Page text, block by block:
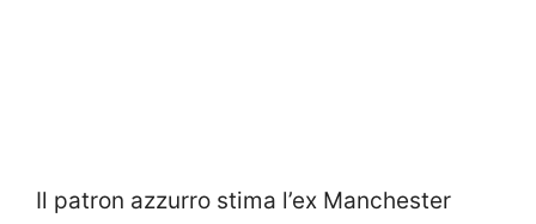
Il patron azzurro stima l’ex Manchester